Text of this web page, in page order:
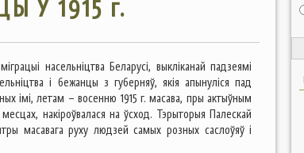
Ў 1915 г.
насельніцтва Беларусі, выкліканай падзеямі
і бежанцы з губерняў, якія апынуліся пад
імі, летам – восенню 1915 г. масава, пры актыўным
накіроўвалася на ўсход. Тэрыторыя Палескай
масавага руху людзей самых розных саслоўяў і